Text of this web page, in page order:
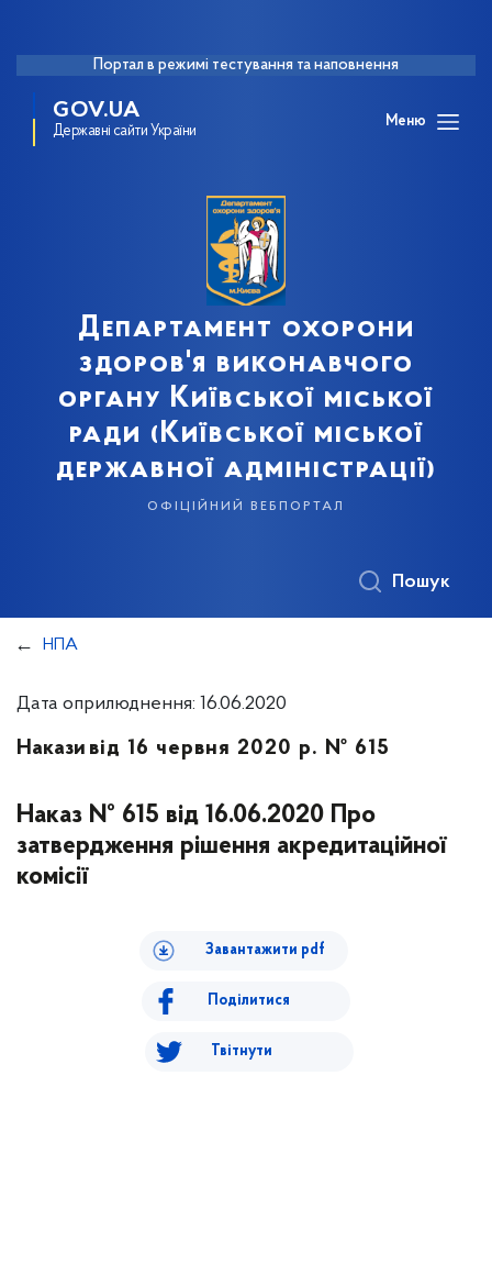
Портал в режимі тестування та наповнення
GOV.UA
Державні сайти України
Меню
Департамент охорони
здоров'я виконавчого
органу Київської міської
ради (Київської міської
державної адміністрації)
офіційний вебпортал
Пошук
НПА
Дата оприлюднення: 16.06.2020
Накази від 16 червня 2020 р. № 615
Наказ № 615 від 16.06.2020 Про
затвердження рішення акредитаційної
комісії
Завантажити pdf
Поділитися
Твітнути